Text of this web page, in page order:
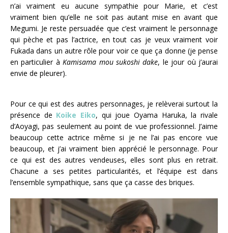
n’ai vraiment eu aucune sympathie pour Marie, et c’est
vraiment bien qu’elle ne soit pas autant mise en avant que
Megumi. Je reste persuadée que c’est vraiment le personnage
qui pèche et pas l’actrice, en tout cas je veux vraiment voir
Fukada dans un autre rôle pour voir ce que ça donne (je pense
en particulier àKamisama mou sukoshi dake, le jour où j’aurai
envie de pleurer).
Pour ce qui est des autres personnages, je relèverai surtout la
présence de Koike Eiko, qui joue Oyama Haruka, la rivale
d’Aoyagi, pas seulement au point de vue professionnel. J’aime
beaucoup cette actrice même si je ne l’ai pas encore vue
beaucoup, et j’ai vraiment bien apprécié le personnage. Pour
ce qui est des autres vendeuses, elles sont plus en retrait.
Chacune a ses petites particularités, et l’équipe est dans
l’ensemble sympathique, sans que ça casse des briques.